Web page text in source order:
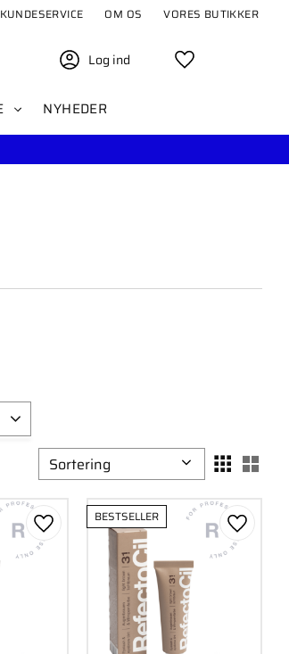
KUNDESERVICE OM OS VORES BUTIKKER
Log ind
NYHEDER
Vælg sorteringsmetode
Gem som favorit
BESTSELLER
Gem